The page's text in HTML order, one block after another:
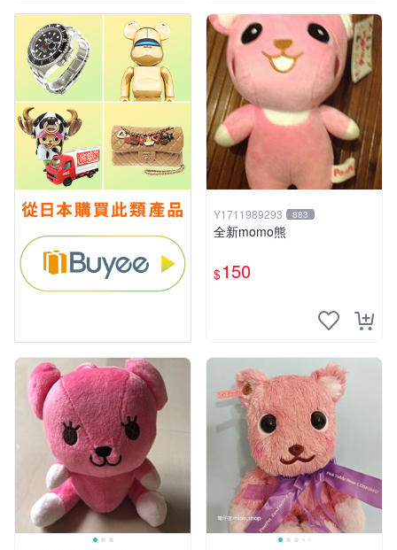
Y1711989293 883
全新momo熊
$150